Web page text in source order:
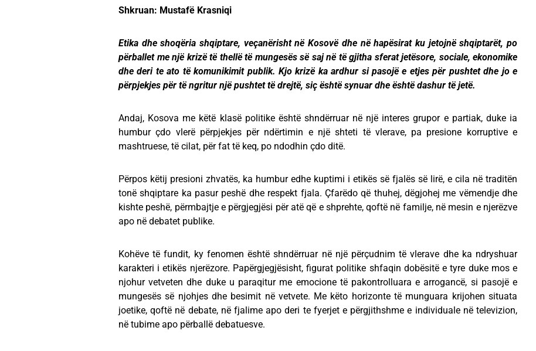
Shkruan: Mustafë Krasniqi
Etika dhe shoqëria shqiptare, veçanërisht në Kosovë dhe në hapësirat ku jetojnë shqiptarët, po
përballet me një krizë të thellë të mungesës së saj në të gjitha sferat jetësore, sociale, ekonomike
dhe deri te ato të komunikimit publik. Kjo krizë ka ardhur si pasojë e etjes për pushtet dhe jo e
përpjekjes për të ngritur një pushtet të drejtë, siç është synuar dhe është dashur të jetë.
Andaj, Kosova me këtë klasë politike është shndërruar në një interes grupor e partiak, duke ia
humbur çdo vlerë përpjekjes për ndërtimin e një shteti të vlerave, pa presione korruptive e
mashtruese, të cilat, për fat të keq, po ndodhin çdo ditë.
Përpos këtij presioni zhvatës, ka humbur edhe kuptimi i etikës së fjalës së lirë, e cila në traditën
tonë shqiptare ka pasur peshë dhe respekt fjala. Çfarëdo që thuhej, dëgjohej me vëmendje dhe
kishte peshë, përmbajtje e përgjegjësi për atë që e shprehte, qoftë në familje, në mesin e njerëzve
apo në debatet publike.
Kohëve të fundit, ky fenomen është shndërruar në një përçudnim të vlerave dhe ka ndryshuar
karakteri i etikës njerëzore. Papërgjegjësisht, figurat politike shfaqin dobësitë e tyre duke mos e
njohur vetveten dhe duke u paraqitur me emocione të pakontrolluara e arrogancë, si pasojë e
mungesës së njohjes dhe besimit në vetvete. Me këto horizonte të munguara krijohen situata
joetike, qoftë në debate, në fjalime apo deri te fyerjet e përgjithshme e individuale në televizion,
në tubime apo përballë debatuesve.